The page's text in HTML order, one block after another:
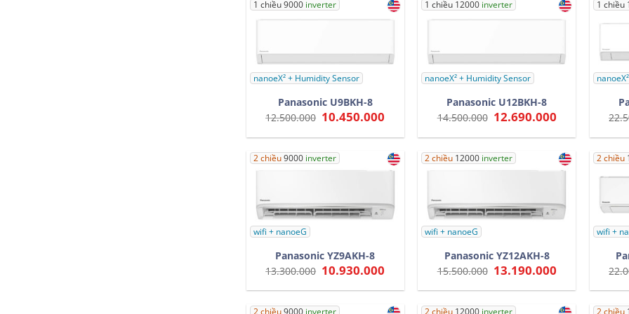
1 chiều 9000 inverter
nanoeX² + Humidity Sensor
Panasonic U9BKH-8
12.500.000 Giá
gốc
là:
10.450.000
tại
10.450.000.
1 chiều 12000 inverter
nanoeX² + Humidity Sensor
Panasonic U12BKH-8
14.500.000 Giá
gốc
là:
12.690.000
tại
12.690.000.
1 chiều
2 chiều9000 inverter
wifi + nanoeG
Panasonic YZ9AKH-8
13.300.000 Giá
gốc
là:
10.930.000
tại
10.930.000.
2 chiều 12000 inverter
wifi + nanoeG
Panasonic YZ12AKH-8
15.500.000 Giá
gốc
là:
13.190.000
tại
13.190.000.
2 chiều
wifi +
2 chiều9000 inverter 2 chiều 12000 inverter 2 chiều